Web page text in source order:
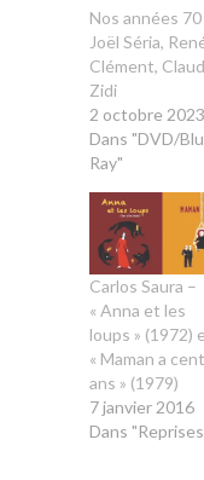
Nos années 70
Joël Séria,
Clément,
Zidi
2 octobre 2023
Dans "DVD/
Ray"
Carlos Saura –
« Anna et les
loups » (1972)
« Maman a cent
ans » (1979)
7 janvier 2016
Dans